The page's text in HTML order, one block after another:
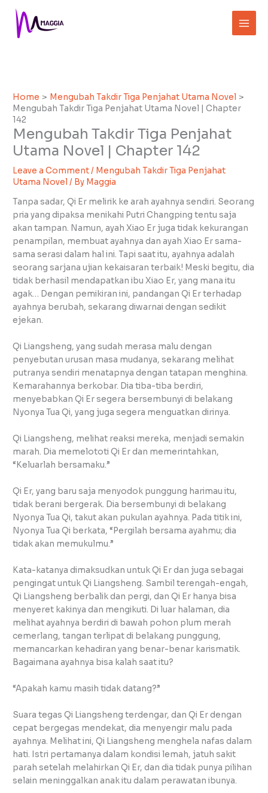
content
Home
Mengubah Takdir Tiga Penjahat Utama Novel
Mengubah Takdir Tiga Penjahat Utama Novel | Chapter
142
Mengubah Takdir Tiga Penjahat
Utama Novel | Chapter 142
Leave a Comment/ Mengubah Takdir Tiga Penjahat
Utama Novel / By Maggia
Tanpa sadar, Qi Er melirik ke arah ayahnya sendiri. Seorang
pria yang dipaksa menikahi Putri Changping tentu saja
akan tampan. Namun, ayah Xiao Er juga tidak kekurangan
penampilan, membuat ayahnya dan ayah Xiao Er sama-
sama serasi dalam hal ini. Tapi saat itu, ayahnya adalah
seorang sarjana ujian kekaisaran terbaik! Meski begitu, dia
tidak berhasil mendapatkan ibu Xiao Er, yang mana itu
agak… Dengan pemikiran ini, pandangan Qi Er terhadap
ayahnya berubah, sekarang diwarnai dengan sedikit
ejekan.
Qi Liangsheng, yang sudah merasa malu dengan
penyebutan urusan masa mudanya, sekarang melihat
putranya sendiri menatapnya dengan tatapan menghina.
Kemarahannya berkobar. Dia tiba-tiba berdiri,
menyebabkan Qi Er segera bersembunyi di belakang
Nyonya Tua Qi, yang juga segera menguatkan dirinya.
Qi Liangsheng, melihat reaksi mereka, menjadi semakin
marah. Dia memelototi Qi Er dan memerintahkan,
“Keluarlah bersamaku.”
Qi Er, yang baru saja menyodok punggung harimau itu,
tidak berani bergerak. Dia bersembunyi di belakang
Nyonya Tua Qi, takut akan pukulan ayahnya. Pada titik ini,
Nyonya Tua Qi berkata, “Pergilah bersama ayahmu; dia
tidak akan memukulmu.”
Kata-katanya dimaksudkan untuk Qi Er dan juga sebagai
pengingat untuk Qi Liangsheng. Sambil terengah-engah,
Qi Liangsheng berbalik dan pergi, dan Qi Er hanya bisa
menyeret kakinya dan mengikuti. Di luar halaman, dia
melihat ayahnya berdiri di bawah pohon plum merah
cemerlang, tangan terlipat di belakang punggung,
memancarkan kehadiran yang benar-benar karismatik.
Bagaimana ayahnya bisa kalah saat itu?
“Apakah kamu masih tidak datang?”
Suara tegas Qi Liangsheng terdengar, dan Qi Er dengan
cepat bergegas mendekat, dia menyengir malu pada
ayahnya. Melihat ini, Qi Liangsheng menghela nafas dalam
hati. Istri pertamanya dalam kondisi lemah, jatuh sakit
parah setelah melahirkan Qi Er, dan dia tidak punya pilihan
selain meninggalkan anak itu dalam perawatan ibunya.